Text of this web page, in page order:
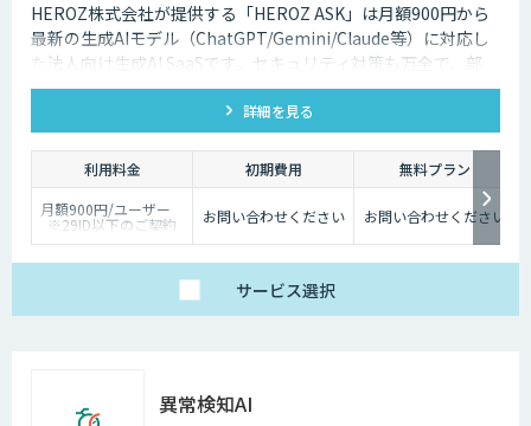
HEROZ株式会社が提供する「HEROZ ASK」は月額900円から
最新の生成AIモデル（ChatGPT/Gemini/Claude等）に対応し
た法人向け生成AI SaaSです。セキュリティ対策も万全で、部
署・グループごとの活用が可能です。RAGやダッシュボードの
搭載から議事録やOCR、スライド生成等のオプション機能も充
実しており、社内の生成AI活用の促進、定着までを伴走して支
援します。
詳細を見る
利用料金 初期費用
無料プラン
月額900円/ユーザー
※29ID以下のご契約
は、月額1,980円/ユー
お問い合わせください お問い合わせください
サービス選択
異常検知AI